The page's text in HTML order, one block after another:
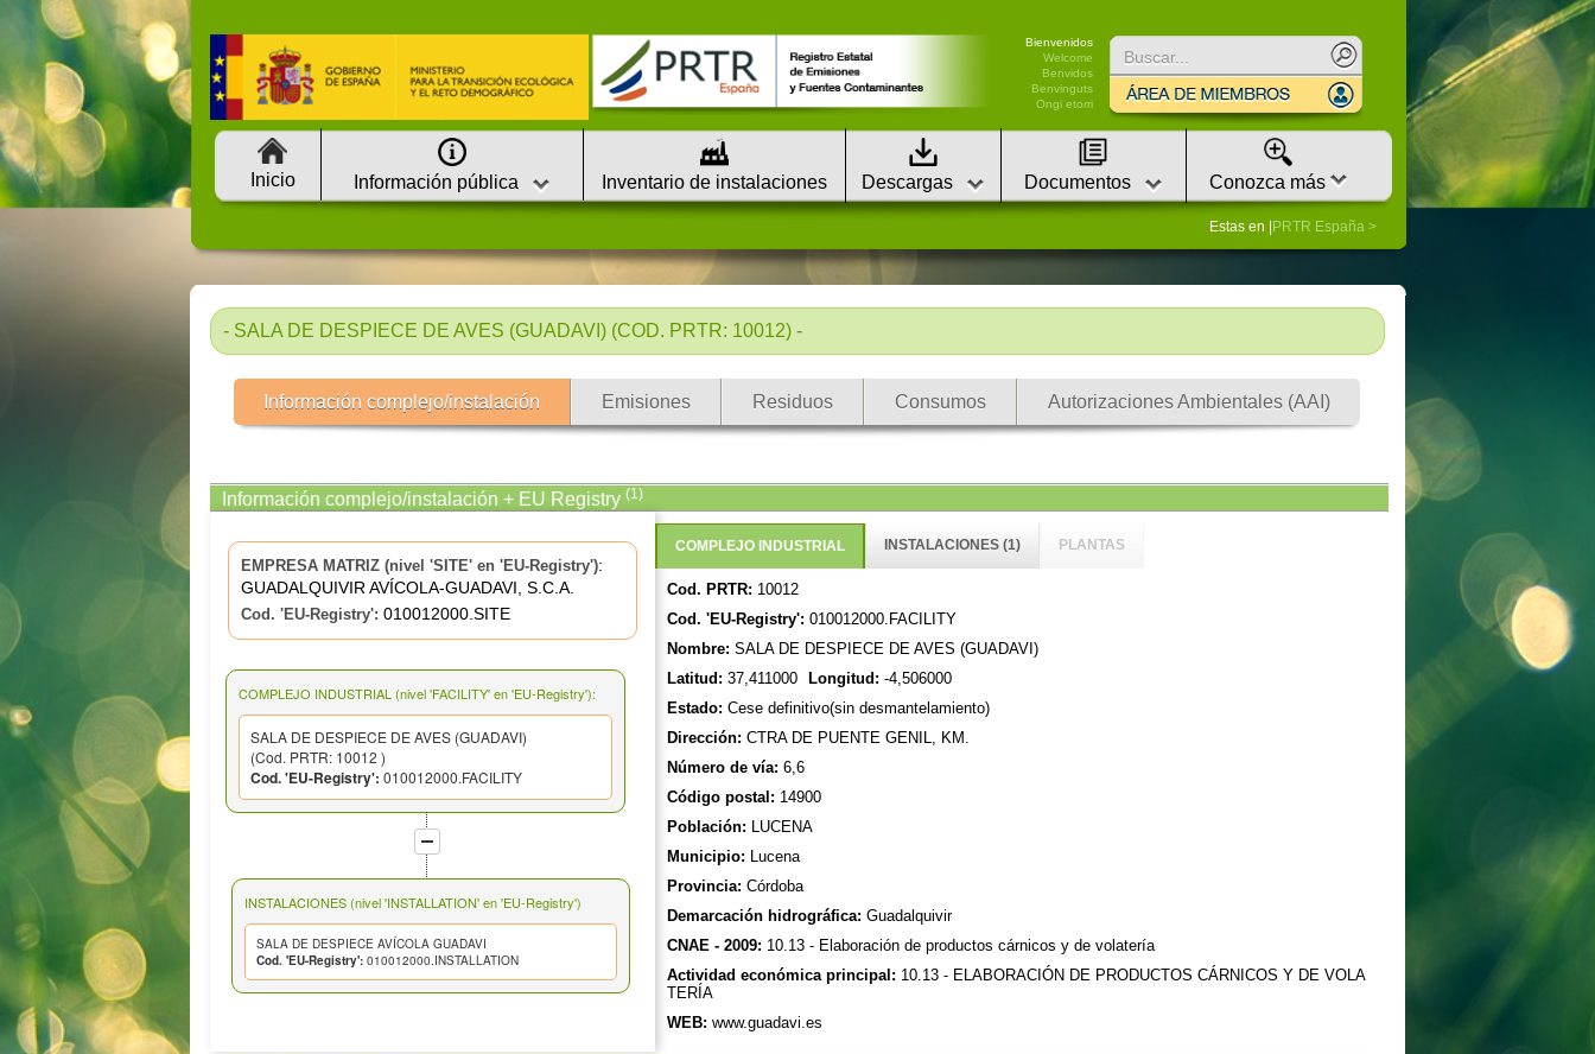
Bienvenidos
Welcome
Benvidos
Benvinguts
Ongi etorri
Inicio Información pública Inventario de instalaciones Descargas Documentos Conozca más
Estas en | PRTR España
- SALA DE DESPIECE DE AVES (GUADAVI) (COD. PRTR: 10012) -
Información complejo/instalación Emisiones Residuos Consumos Autorizaciones Ambientales (AAI)
Información complejo/instalación + EU Registry (1)
EMPRESA MATRIZ (nivel 'SITE' en 'EU-Registry'):
GUADALQUIVIR AVÍCOLA-GUADAVI, S.C.A.
Cod. 'EU-Registry': 010012000.SITE
COMPLEJO INDUSTRIAL (nivel 'FACILITY' en 'EU-Registry'):
SALA DE DESPIECE DE AVES (GUADAVI)
(Cod. PRTR: 10012 )
Cod. 'EU-Registry': 010012000.FACILITY
INSTALACIONES (nivel 'INSTALLATION' en 'EU-Registry')
SALA DE DESPIECE AVÍCOLA GUADAVI
Cod. 'EU-Registry':010012000.INSTALLATION
COMPLEJO INDUSTRIAL INSTALACIONES (1) PLANTAS
Cod. PRTR: 10012
Cod. 'EU-Registry': 010012000.FACILITY
Nombre: SALA DE DESPIECE DE AVES (GUADAVI)
Latitud: 37,411000 Longitud: -4,506000
Estado: Cese definitivo(sin desmantelamiento)
Dirección: CTRA DE PUENTE GENIL, KM.
Número de vía: 6,6
Código postal: 14900
Población: LUCENA
Municipio: Lucena
Provincia: Córdoba
Demarcación hidrográfica: Guadalquivir
CNAE - 2009: 10.13 - Elaboración de productos cárnicos y de volatería
Actividad económica principal: 10.13 - ELABORACIÓN DE PRODUCTOS CÁRNICOS Y DE VOLA
TERÍA
WEB: www.guadavi.es